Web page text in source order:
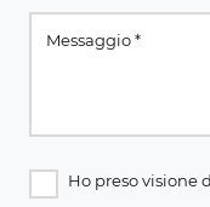
Ho preso visione